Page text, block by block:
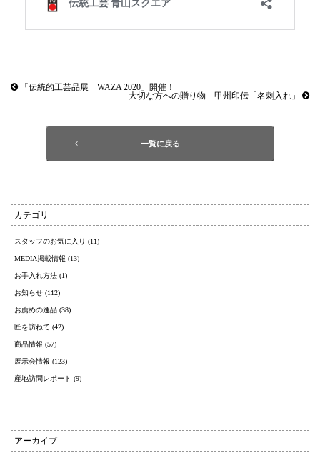
「伝統的工芸品展 WAZA 2020」開催！
大切な方への贈り物 甲州印伝「名刺入れ」
一覧に戻る
カテゴリ
スタッフのお気に入り (11)
MEDIA掲載情報 (13)
お手入れ方法 (1)
お知らせ (112)
お薦めの逸品 (38)
匠を訪ねて (42)
商品情報 (57)
展示会情報 (123)
産地訪問レポート (9)
アーカイブ